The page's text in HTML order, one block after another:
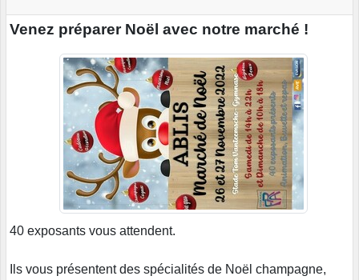
Venez préparer Noël avec notre marché !
40 exposants vous attendent.
Ils vous présentent des spécialités de Noël champagne,